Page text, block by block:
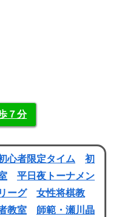
７分
心者限定タイム
初
平日夜トーナメン
ーグ
女性将棋教
教室
師範・瀬川晶